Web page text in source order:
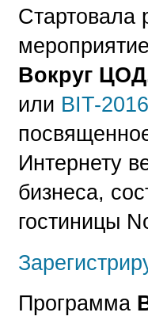
Стартовала
Вокруг
или BIT-2016
Интернету
бизнеса,
гостиницы
Программа